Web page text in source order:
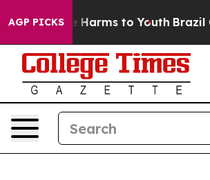
AGP PICKS
Abate Harms to Youth Brazil